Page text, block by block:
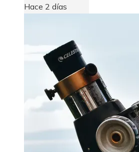
Hace 2 días